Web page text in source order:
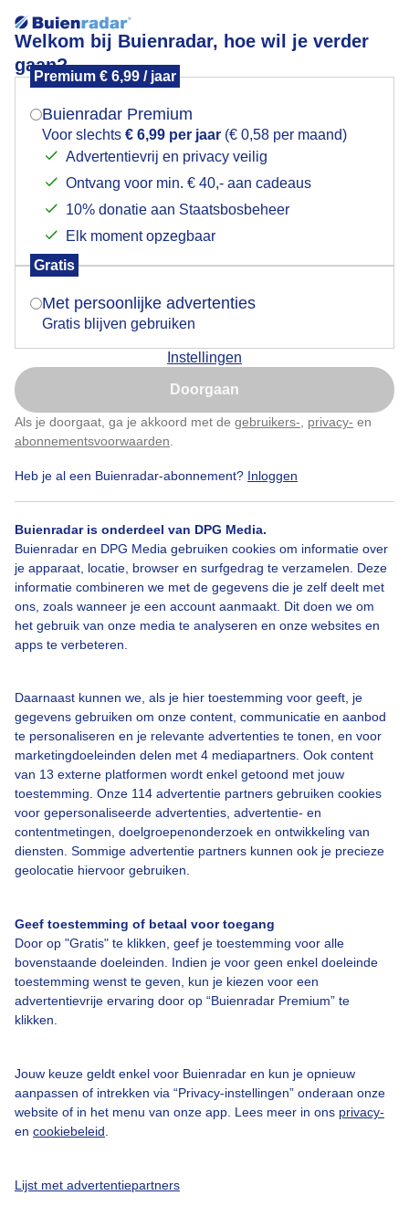
Welkom bij Buienradar, hoe wil je verder
gaan?
Premium € 6,99 / jaar
Buienradar Premium
Voor slechts € 6,99 per jaar (€ 0,58 per maand)
Advertentievrij en privacy veilig
Ontvang voor min. € 40,- aan cadeaus
10% donatie aan Staatsbosbeheer
Elk moment opzegbaar
Gratis
Met persoonlijke advertenties
Gratis blijven gebruiken
Instellingen
Doorgaan
Als je doorgaat, ga je akkoord met de gebruikers- privacy- en
abonnementsvoorwaarden
Heb je al een Buienradar-abonnement? Inloggen
Buienradar is onderdeel van DPG Media.
Buienradar en DPG Media gebruiken cookies om informatie over
je apparaat, locatie, browser en surfgedrag te verzamelen. Deze
informatie combineren we met de gegevens die je zelf deelt met
ons, zoals wanneer je een account aanmaakt. Dit doen we om
het gebruik van onze media te analyseren en onze websites en
apps te verbeteren.
Daarnaast kunnen we, als je hier toestemming voor geeft, je
gegevens gebruiken om onze content, communicatie en aanbod
te personaliseren en je relevante advertenties te tonen, en voor
marketingdoeleinden delen met 4 mediapartners. Ook content
van 13 externe platformen wordt enkel getoond met jouw
toestemming. Onze 114 advertentie partners gebruiken cookies
voor gepersonaliseerde advertenties, advertentie- en
contentmetingen, doelgroepenonderzoek en ontwikkeling van
diensten. Sommige advertentie partners kunnen ook je precieze
geolocatie hiervoor gebruiken.
Geef toestemming of betaal voor toegang
Door op "Gratis" te klikken, geef je toestemming voor alle
bovenstaande doeleinden. Indien je voor geen enkel doeleinde
toestemming wenst te geven, kun je kiezen voor een
advertentievrije ervaring door op “Buienradar Premium” te
klikken.
Jouw keuze geldt enkel voor Buienradar en kun je opnieuw
aanpassen of intrekken via “Privacy-instellingen” onderaan onze
website of in het menu van onze app. Lees meer in ons privacy-
en cookiebeleid
Lijst met advertentiepartners
Ochtendgloren boven Castricum vanmorgen vroeg
Door: Jos Hendriks Gemaakt: 11-05-2026, 77x bekeken
Ochtendgloren Zonsopkomst
Bekijk slideshow
Over Buienradar
Bedrijfsgegevens
Contact
Toegankelijkheid
Gebruikersvoorwaarden
Adverteren
Privacy beleid
Cookie beleid
Mogen we je locatie gebruiken voor het
Indien je hier nog geen akkoord op hebt gegeven,
verschijnt er zo een pop-up uit je browser waarin
Is goed, toon de popup
Nu niet, misschien later
Klik hierom dit aan te passen